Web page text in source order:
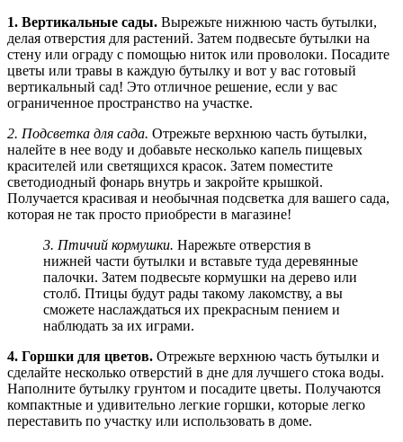
1. Вертикальные сады. Вырежьте нижнюю часть бутылки,
делая отверстия для растений. Затем подвесьте бутылки на
стену или ограду с помощью ниток или проволоки. Посадите
цветы или травы в каждую бутылку и вот у вас готовый
вертикальный сад! Это отличное решение, если у вас
ограниченное пространство на участке.
2. Подсветка для сада. Отрежьте верхнюю часть бутылки,
налейте в нее воду и добавьте несколько капель пищевых
красителей или светящихся красок. Затем поместите
светодиодный фонарь внутрь и закройте крышкой.
Получается красивая и необычная подсветка для вашего сада,
которая не так просто приобрести в магазине!
3. Птичий кормушки. Нарежьте отверстия в
нижней части бутылки и вставьте туда деревянные
палочки. Затем подвесьте кормушки на дерево или
столб. Птицы будут рады такому лакомству, а вы
сможете наслаждаться их прекрасным пением и
наблюдать за их играми.
4. Горшки для цветов. Отрежьте верхнюю часть бутылки и
сделайте несколько отверстий в дне для лучшего стока воды.
Наполните бутылку грунтом и посадите цветы. Получаются
компактные и удивительно легкие горшки, которые легко
переставить по участку или использовать в доме.